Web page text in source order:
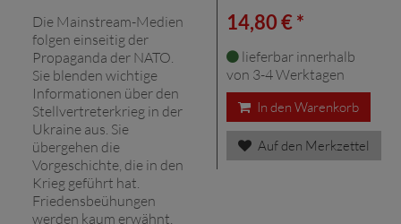
Die Mainstream-Medien
folgen einseitig der
Propaganda der NATO.
Sie blenden wichtige
Informationen über den
Stellvertreterkrieg in der
Ukraine aus. Sie
übergehen die
Vorgeschichte, die in den
Krieg geführt hat.
Friedensbeühungen
werden kaum erwähnt,
14,80 € *
lieferbar innerhalb
von 3-4 Werktagen
In den Warenkorb
Auf den Merkzettel